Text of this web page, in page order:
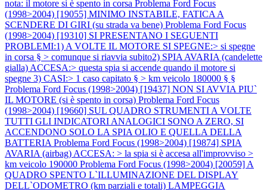
nota: il motore si è spento in corsa Problema Ford Focus
(1998>2004) [19055] MINIMO INSTABILE, FATICA A
SCENDERE DI GIRI (su strada va bene) Problema Ford Focus
(1998>2004) [19310] SI PRESENTANO I SEGUENTI
PROBLEMI:1) A VOLTE IL MOTORE SI SPEGNE:> si spegne
in corsa § > comunque si riavvia subito2) SPIA AVARIA (candelette
gialla) ACCESA:> questa spia si accende quando il motore si
spegne 3) CASI:> 1 caso capitato § > km veicolo 180000 § §
Problema Ford Focus (1998>2004) [19437] NON SI AVVIA PIU`
IL MOTORE (si è spento in corsa) Problema Ford Focus
(1998>2004) [19660] SUL QUADRO STRUMENTI A VOLTE
TUTTI GLI INDICATORI ANALOGICI SONO A ZERO, SI
ACCENDONO SOLO LA SPIA OLIO E QUELLA DELLA
BATTERIA Problema Ford Focus (1998>2004) [19874] SPIA
AVARIA (airbag) ACCESA: > la spia si è accesa all'improvviso >
km veicolo 190000 Problema Ford Focus (1998>2004) [20059] A
QUADRO SPENTO L`ILLUMINAZIONE DEL DISPLAY
DELL`ODOMETRO (km parziali e totali) LAMPEGGIA